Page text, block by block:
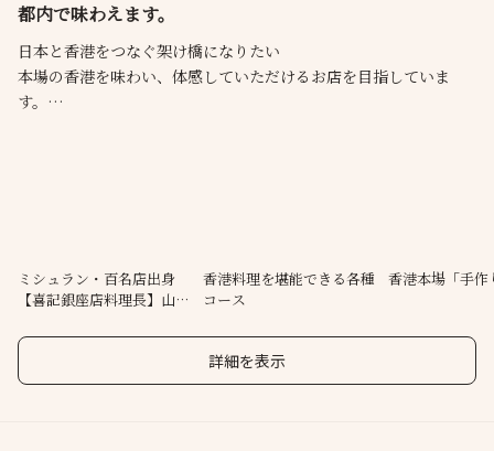
都内で味わえます。
日本と香港をつなぐ架け橋になりたい
本場の香港を味わい、体感していただけるお店を目指していま
す。
本場さながらのクオリティとラインナップで香港料理をご提供致
します。
ミシュラン・百名店出身
【喜記銀座店料理長】山﨑
香港料理を堪能できる各種
コース
香港本場「手作
詳細を表示